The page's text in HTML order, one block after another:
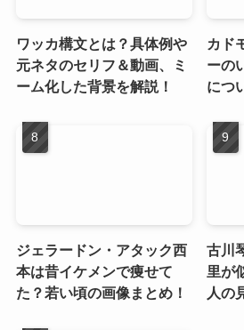
ワッカ構文とは？具体例や
元ネタのセリフ＆動画、ミ
ーム化した背景を解説！
カド
ーの
につ
ジェラードン・アタック西
本は昔イケメンで痩せて
た？若い頃の画像まとめ！
古川
里が
人の